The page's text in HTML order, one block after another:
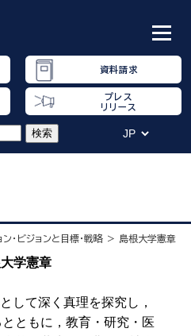
資料請求
プレス
リリース
ン・ビジョンと目標・戦略 島根大学憲章
学憲章
して深く真理を探究し，
ともに，教育・研究・医